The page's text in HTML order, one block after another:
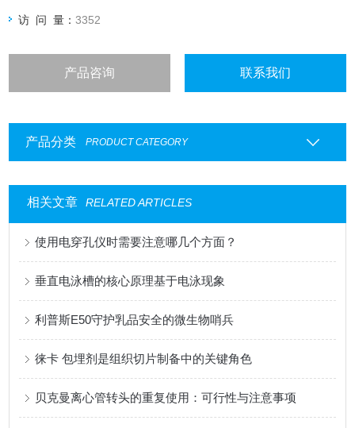
访 问 量：3352
产品咨询 联系我们
产品分类 PRODUCT CATEGORY
相关文章 RELATED ARTICLES
使用电穿孔仪时需要注意哪几个方面？
垂直电泳槽的核心原理基于电泳现象
利普斯E50守护乳品安全的微生物哨兵
徕卡 包埋剂是组织切片制备中的关键角色
贝克曼离心管转头的重复使用：可行性与注意事项